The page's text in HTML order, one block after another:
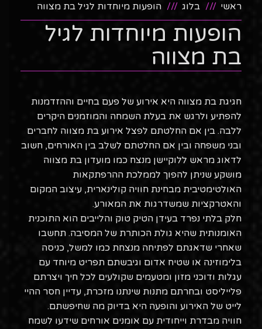
ראשי בלוג הופעות מיוחדות לגיל בת מצווה
הופעות מיוחדות לגיל
בת מצווה
חגיגת בת מצווה היא אירוע של פעם בחיים וההזדמנות
להפתיע ולרגש את בעלת השמחה והמוזמנים היקרים
ללבה. בין אם החלטתם לפצל אירוע בת מצווה לחברים
ובני משפחה ובין אם החלטתם לשלב בין האורחים, חשוב
לדאוג מראש ללוקיישן מנצח כמו מועדון בת מצווה
מושקע שניתן להפוך לממלכת ההרפתקאות
האולטימטיבית מבחינת חוויה קולינארית, עיצוב המקום
והאטרקציות שמשדרגות את המאורע.
חלק בלתי נפרד בעידן הטיק טוק והלייבים הוא התוכנית
האומנותית שהיא גולת הכותרת של המסיבה. תחשבו
שאחרי שדאגתם לפתיחה מנצחת כמו למשל, כניסה
בלימוזינה או שטיח אדום וגיבשתם תפריט מיוחד עם
עגלות ודוכני מזון ומטעמים שקולעים לכל חיך ויצרתם
פלייליסט ובחרתם מתנות שינתנו מזכרת, עדיין חסר ההיי
לייט של האירוע והופעה היא בדיוק מה שחיפשתם.
חוויה מבדרת וייחודית עם אומנים אורחים שידעו לשמח